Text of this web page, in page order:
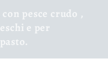
con pesce crudo ,
e per